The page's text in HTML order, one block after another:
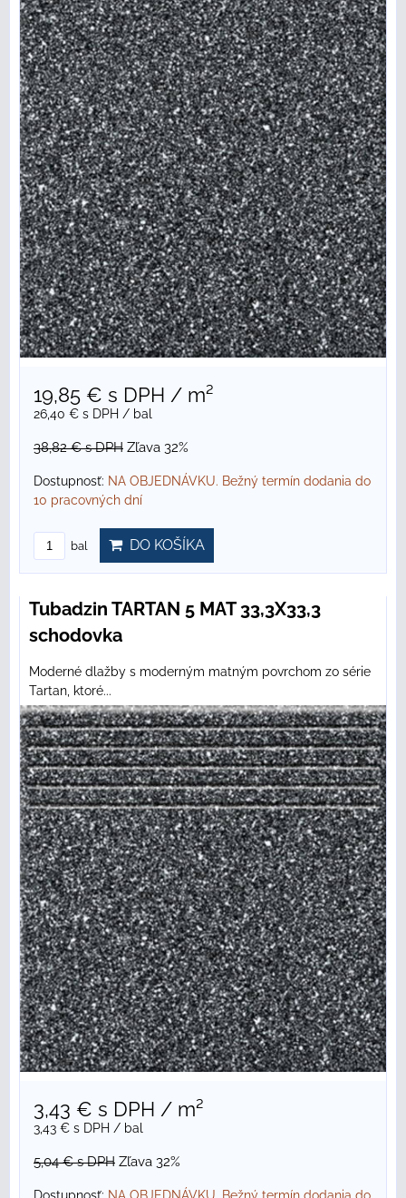
19,85 € s DPH / m²
26,40 € s DPH / bal
38,82 €s DPH Zľava 32%
Dostupnosť: NA OBJEDNÁVKU. Bežný termín dodania do
10 pracovných dní
bal DO KOŠÍKA
Tubadzin TARTAN 5 MAT 33,3X33,3
schodovka
Moderné dlažby s moderným matným povrchom zo série
Tartan, ktoré...
3,43 € s DPH / m²
3,43 € s DPH / bal
5,04 €s DPH Zľava 32%